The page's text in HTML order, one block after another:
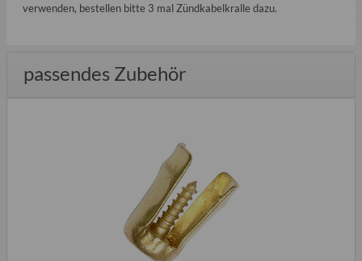
verwenden, bestellen bitte 3 mal Zündkabelkralle dazu.
passendes Zubehör